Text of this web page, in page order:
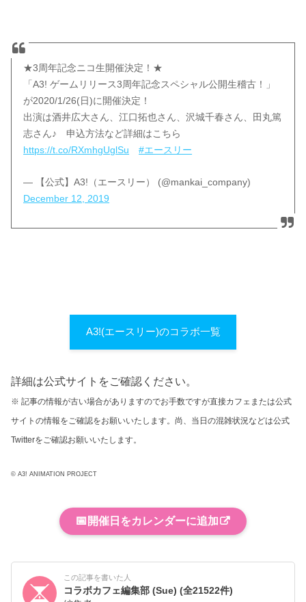
★3周年記念ニコ生開催決定！★
「A3! ゲームリリース3周年記念スペシャル公開生稽古！」
が2020/1/26(日)に開催決定！
出演は酒井広大さん、江口拓也さん、沢城千春さん、田丸篤
志さん♪ 申込方法など詳細はこちら
https://t.co/RXmhgUglSu
#エースリー
— 【公式】A3!（エースリー） (@mankai_company)
December 12, 2019
A3!(エースリー)のコラボ一覧
詳細は公式サイトをご確認ください。
※ 記事の情報が古い場合がありますのでお手数ですが直接カフェまたは公式
サイトの情報をご確認をお願いいたします。尚、当日の混雑状況などは公式
Twitterをご確認お願いいたします。
© A3! ANIMATION PROJECT
📅 開催日をカレンダーに追加
この記事を書いた人
コラボカフェ編集部 (Sue)(全21522件)